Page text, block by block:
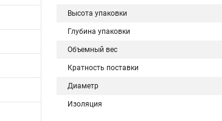
Высота упаковки
Глубина упаковки
Объемный вес
Кратность поставки
Диаметр
Изоляция